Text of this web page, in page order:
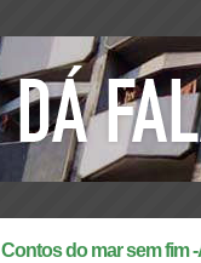
Contos do mar sem fim